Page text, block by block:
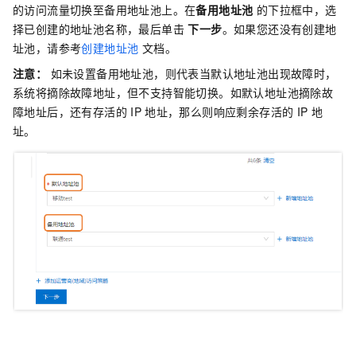
的访问流量切换至备用地址池上。在备用地址池 的下拉框中，选
择已创建的地址池名称，最后单击下一步。如果您还没有创建地
址池，请参考创建地址池 文档。
注意：
如未设置备用地址池，则代表当默认地址池出现故障时，
系统将摘除故障地址，但不支持智能切换。如默认地址池摘除故
障地址后，还有存活的 IP 地址，那么则响应剩余存活的 IP 地
址。